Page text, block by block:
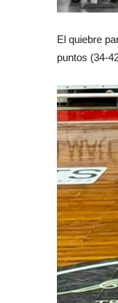
El quiebre
puntos (34-